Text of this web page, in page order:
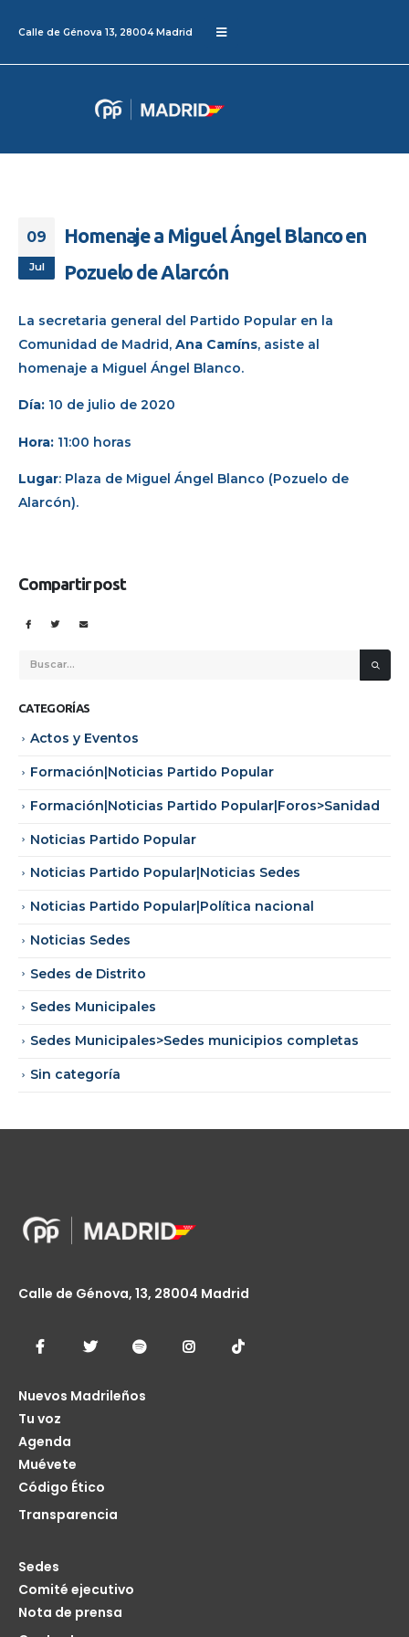
Calle de Génova 13, 28004 Madrid
09
Jul
Homenaje a Miguel Ángel Blanco en
Pozuelo de Alarcón
La secretaria general del Partido Popular en la
Comunidad de Madrid, Ana Camíns, asiste al
homenaje a Miguel Ángel Blanco.
Día: 10 de julio de 2020
Hora: 11:00 horas
Lugar: Plaza de Miguel Ángel Blanco (Pozuelo de
Alarcón).
Compartir post
CATEGORÍAS
Actos y Eventos
Formación|Noticias Partido Popular
Formación|Noticias Partido Popular|Foros>Sanidad
Noticias Partido Popular
Noticias Partido Popular|Noticias Sedes
Noticias Partido Popular|Política nacional
Noticias Sedes
Sedes de Distrito
Sedes Municipales
Sedes Municipales>Sedes municipios completas
Sin categoría
Calle de Génova, 13, 28004 Madrid
Nuevos Madrileños
Tu voz
Agenda
Muévete
Código Ético
Transparencia
Sedes
Comité ejecutivo
Nota de prensa